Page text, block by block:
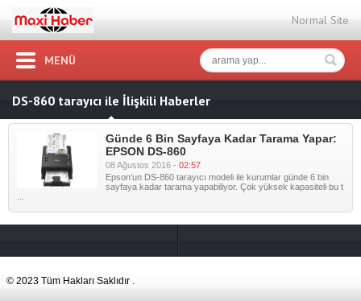
Normal Site
MENÜ
DS-860 tarayıcı ile İlişkili Haberler
Günde 6 Bin Sayfaya Kadar Tarama Yapar:
EPSON DS-860
08 Ağustos 2016 - 02:57
Epson’un DS-860 tarayıcı modeli ile kurumlar günde 6 bin
sayfaya kadar tarama yapabiliyor. Çok yüksek kapasiteli bu t
© 2023 Tüm Hakları Saklıdır .